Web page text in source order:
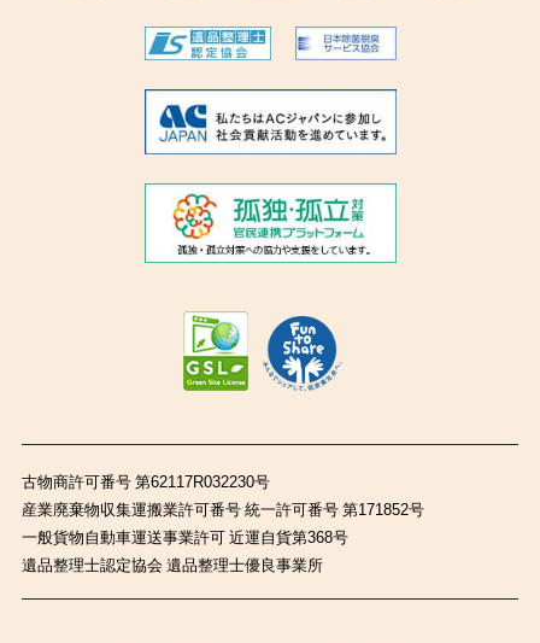
古物商許可番号 第62117R032230号
産業廃棄物収集運搬業許可番号 統一許可番号 第171852号
一般貨物自動車運送事業許可 近運自貨第368号
遺品整理士認定協会 遺品整理士優良事業所